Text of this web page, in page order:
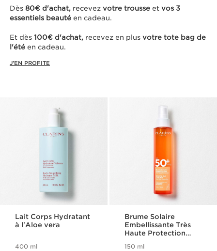
Dès 80€ d'achat, recevez votre trousse et vos 3
essentiels beauté en cadeau​.
Et dès 100€ d'achat, recevez en plus votre tote bag de
l'été en cadeau.
J'EN PROFITE
Lait Corps Hydratant
à l'Aloe vera
400 ml
Brume Solaire
Embellissante Très
Haute Protection
150 ml